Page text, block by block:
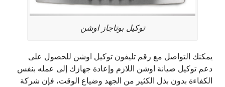
توكيل بوتاجاز اوشن
يمكنك التواصل مع رقم تليفون توكيل اوشن للحصول على
دعم توكيل صيانة اوشن اللازم وإعادة جهازك إلى عمله بنفس
الكفاءة بدون بذل الكثير من الجهد وضياع الوقت، فإن شركة